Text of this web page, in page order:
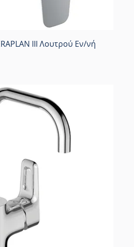
III Λουτρού Εν/νή